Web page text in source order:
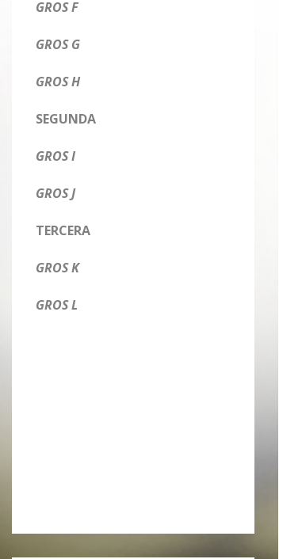
GROS F
GROS G
GROS H
SEGUNDA
GROS I
GROS J
TERCERA
GROS K
GROS L